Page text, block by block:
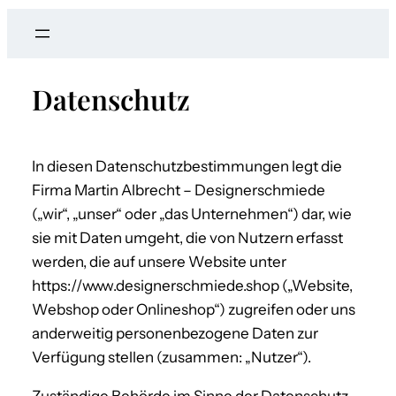
h
Datenschutz
In diesen Datenschutzbestimmungen legt die
Firma Martin Albrecht – Designerschmiede
(„wir“, „unser“ oder „das Unternehmen“) dar, wie
sie mit Daten umgeht, die von Nutzern erfasst
werden, die auf unsere Website unter
https://www.designerschmiede.shop („Website,
Webshop oder Onlineshop“) zugreifen oder uns
anderweitig personenbezogene Daten zur
Verfügung stellen (zusammen: „Nutzer“).